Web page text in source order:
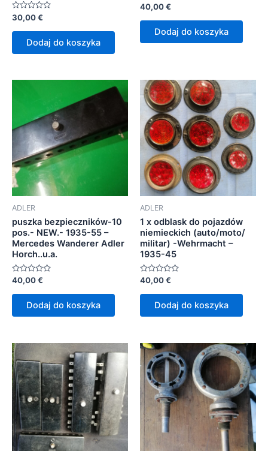
Oceniono
0
na
30,00€
Dodaj do koszyka
Oceniono
0
na
40,00€
Dodaj do koszyka
ADLER
puszka bezpieczników-10
pos.- NEW.- 1935-55 –
Mercedes Wanderer Adler
Horch..u.a.
Oceniono
na
40,00€
Dodaj do koszyka
ADLER
1 x odblask do pojazdów
niemieckich (auto/moto/
militar) -Wehrmacht –
1935-45
Oceniono
na
40,00€
Dodaj do koszyka